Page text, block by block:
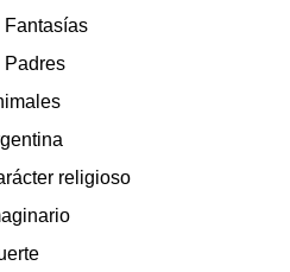
Fantasías
Padres
religioso